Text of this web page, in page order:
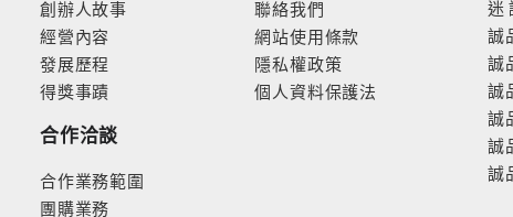
創辦人故事
經營內容
發展歷程
得獎事蹟
合作洽談
合作業務範圍
團購業務
聯絡我們
網站使用條款
隱私權政策
個人資料保護法
迷
誠
誠
誠
誠
誠
誠